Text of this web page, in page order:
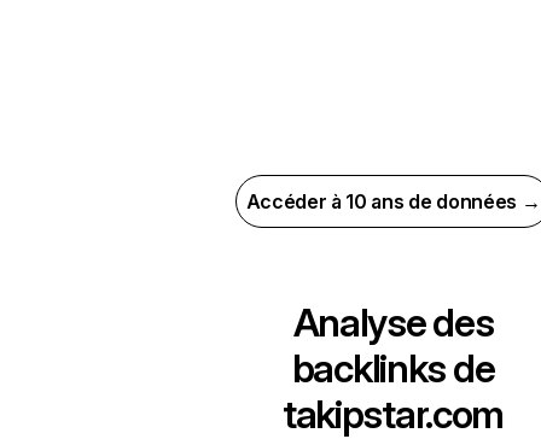
Accéder à 10 ans de données →
Analyse des
backlinks de
takipstar.com